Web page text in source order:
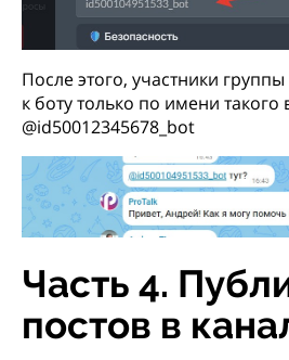
После этого, участники
к боту только по имени такого
@id50012345678_bot
Часть 4.
постов в